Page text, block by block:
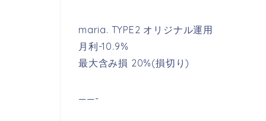
maria. TYPE2 オリジナル運用
月利-10.9%
最大含み損 20%(損切り)
——-